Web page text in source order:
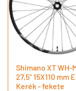
Shimano XT WH-
27,5" 15X110 mm
Kerék - fekete